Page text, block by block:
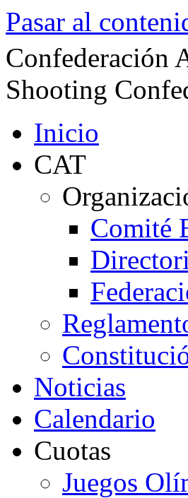
Pasar al
Confederación
Shooting
Inicio
CAT
Comité
Noticias
Calendario
Cuotas
Juegos